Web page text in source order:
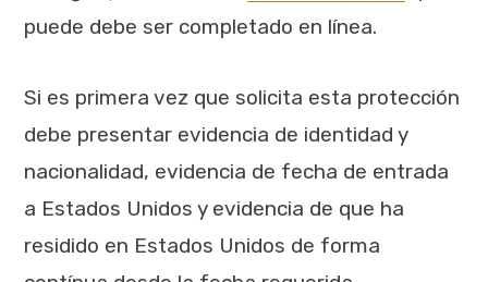
puede debe ser completado en línea.
Si es primera vez que solicita esta protección
debe presentar evidencia de identidad y
nacionalidad, evidencia de fecha de entrada
a Estados Unidos y evidencia de que ha
residido en Estados Unidos de forma